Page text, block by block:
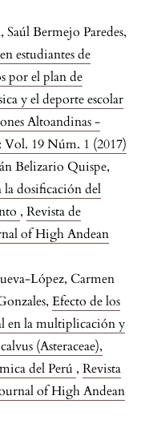
Bermejo Paredes,
estudiantes de
por el plan de
y el deporte escolar
Altoandinas -
Vol. 19 Núm. 1 (2017)
Belizario Quispe,
dosificación del
, Revista de
of High Andean
López, Carmen
Efecto de los
en la multiplicación y
(Asteraceae),
del Perú , Revista
of High Andean